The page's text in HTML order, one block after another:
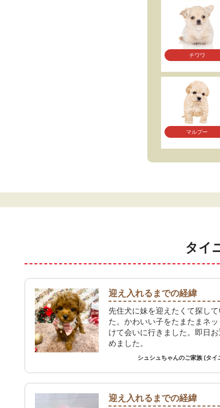
チワワ
マルプー
タイ
迎え入れるまでの経緯
先住犬に妹を迎えたくて探し
た。かわいい子をたまたまネ
けて会いに行きました。即日
めました。
シュシュちゃんのご家族 (タイ
迎え入れるまでの経緯